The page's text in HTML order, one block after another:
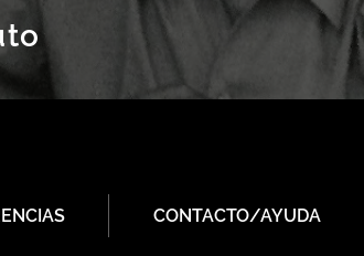
CONTACTO/AYUDA